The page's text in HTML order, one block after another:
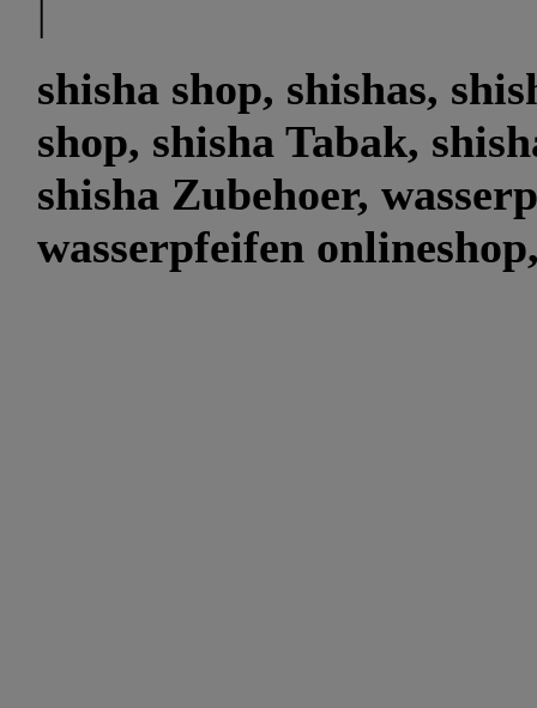
|
shisha shop, shishas,
shop, shisha Tabak,
shisha Zubehoer,
wasserpfeifen